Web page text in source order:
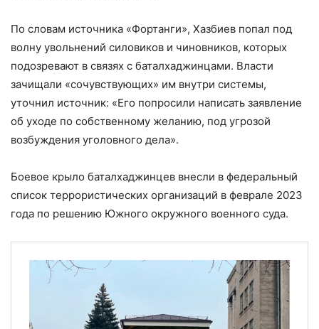
По словам источника «Фортанги», Хазбиев попал под
волну увольнений силовиков и чиновников, которых
подозревают в связях с баталхаджинцами. Власти
зачищали «сочувствующих» им внутри системы,
уточнил источник: «Его попросили написать заявление
об уходе по собственному желанию, под угрозой
возбуждения уголовного дела».
Боевое крыло баталхаджинцев внесли в федеральный
список террористических организаций в феврале 2023
года по решению Южного окружного военного суда.